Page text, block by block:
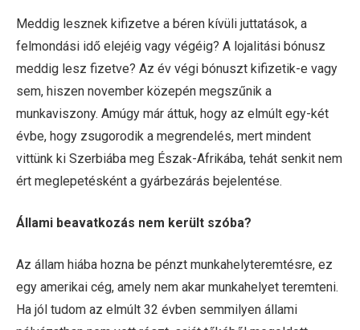
Meddig lesznek kifizetve a béren kívüli juttatások, a
felmondási idő elejéig vagy végéig? A lojalitási bónusz
meddig lesz fizetve? Az év végi bónuszt kifizetik-e vagy
sem, hiszen november közepén megszűnik a
munkaviszony. Amúgy már áttuk, hogy az elmúlt egy-két
évbe, hogy zsugorodik a megrendelés, mert mindent
vittünk ki Szerbiába meg Észak-Afrikába, tehát senkit nem
ért meglepetésként a gyárbezárás bejelentése.
Állami beavatkozás nem került szóba?
Az állam hiába hozna be pénzt munkahelyteremtésre, ez
egy amerikai cég, amely nem akar munkahelyet teremteni.
Ha jól tudom az elmúlt 32 évben semmilyen állami